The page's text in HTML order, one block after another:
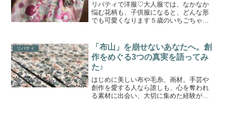
リバティで洋服♡大人服では、なかなか
悩む花柄も、子供服になると、どんな形
でも可愛くなります５歳のいちごちゃん
リーブブラウス使用したのはパターンレ
ーベルの子供服ソーイング...
リバティ
「布山」を崩せないあなたへ。創
作をめぐる3つの真実を語ってみ
た♪
はじめに美しい布や毛糸、画材。手芸や
創作を愛する人なら誰しも、心を奪われ
る素材に出会い、大切に集めた経験があ